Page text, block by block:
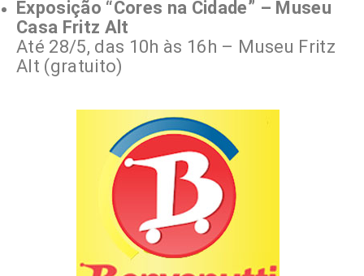
Exposição “Cores na Cidade” – Museu
Casa Fritz Alt
Até 28/5, das 10h às 16h – Museu Fritz
Alt (gratuito)